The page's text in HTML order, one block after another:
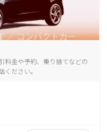
料金や予約、乗り捨てなどの
ださい。